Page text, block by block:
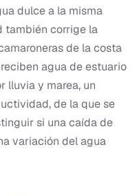
dulce a la misma
también corrige la
de la costa
agua de estuario
lluvia y marea, un
de la que se
si una caída de
variación del agua